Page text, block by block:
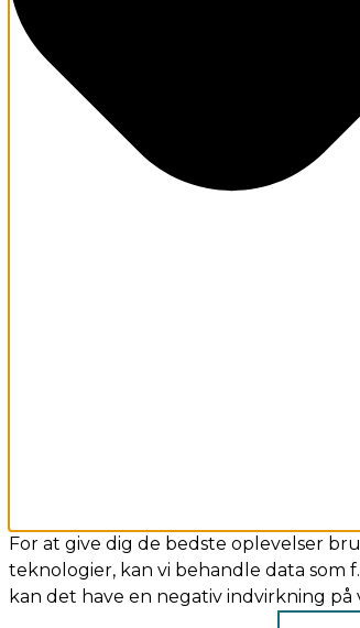
For at give dig de bedste oplevelser
teknologier, kan vi behandle data
kan det have en negativ indvirkning